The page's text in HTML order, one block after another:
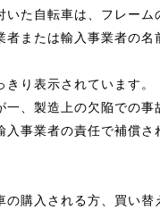
いた自転車は、フレーム
者または輸入事業者の名
きり表示されています。
一、製造上の欠陥での事
入事業者の責任で補償さ
の購入される方、買い替